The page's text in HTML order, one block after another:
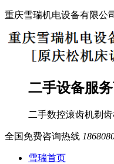
重庆雪瑞机电设备有限公
二手设备服
二手数控滚齿机剃
全国免费咨询热线
雪瑞首页